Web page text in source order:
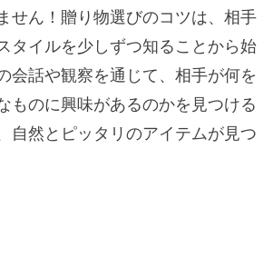
せん！贈り物選びのコツは、相手
タイルを少しずつ知ることから始
会話や観察を通じて、相手が何を
ものに興味があるのかを見つける
自然とピッタリのアイテムが見つ